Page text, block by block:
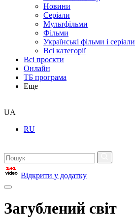
Новини
Серіали
Мультфільми
Фільми
Українські фільми і серіали
Всі категорії
Всі проєкти
Онлайн
ТБ програма
Еще
UA
RU
Відкрити у додатку
Загублений світ